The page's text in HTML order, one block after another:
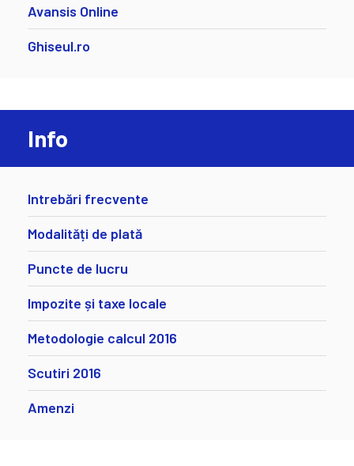
Avansis Online
Ghiseul.ro
Info
Intrebări frecvente
Modalități de plată
Puncte de lucru
Impozite și taxe locale
Metodologie calcul 2016
Scutiri 2016
Amenzi